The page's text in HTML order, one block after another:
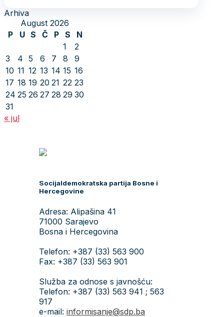
Arhiva
August 2026
P
U S Č P S
N
1
2
3
4 5 6 7 8
9
10 11 12 13 14 15 16
17 18 19 20 21 22 23
24 25 26 27 28 29 30
31
« jul
Socijaldemokratska partija Bosne i
Hercegovine
Adresa: Alipašina 41
71000 Sarajevo
Bosna i Hercegovina
Telefon: +387 (33) 563 900
Fax: +387 (33) 563 901
Služba za odnose s javnošću:
Telefon: +387 (33) 563 941 ; 563
917
e-mail: informisanje@sdp.ba